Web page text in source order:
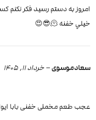
امروز به دستم رسيد فكر
خيلي خفنه 🫠😎😍
سعاد موسوی–خرداد 11, 1405
عجب طعم مخملی خفنی بابا